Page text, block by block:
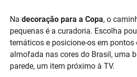
Na decoração para a Copa, o
pequenas é a curadoria. Escolha
temáticos e posicione-os em pontos
almofada nas cores do Brasil, uma
parede, um item próximo à TV.